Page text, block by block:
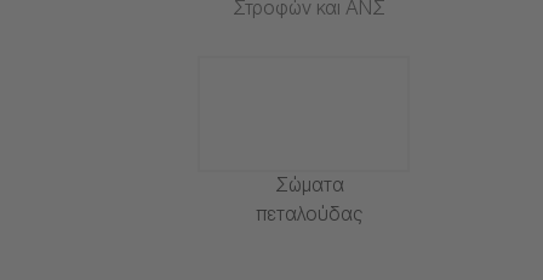
Στροφών και ΑΝΣ
Σώματα
πεταλούδας